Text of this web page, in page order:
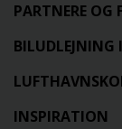
PARTNERE OG
BILUDLEJNING
INSPIRATION